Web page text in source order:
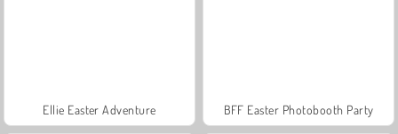
Ellie Easter Adventure BFF Easter Photobooth Party